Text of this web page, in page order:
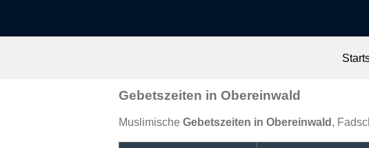
Gebetszeiten in Obereinwald
Muslimische Gebetszeiten in Obereinwald ,